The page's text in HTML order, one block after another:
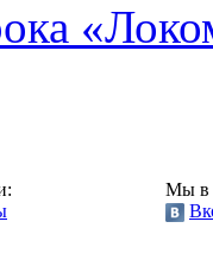
Мы в